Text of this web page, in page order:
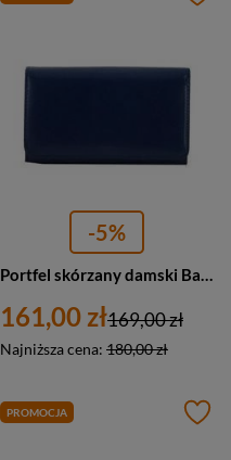
-5%
161,00 zł
Najniższa cena: 180,00 zł
169,00 zł
PROMOCJA